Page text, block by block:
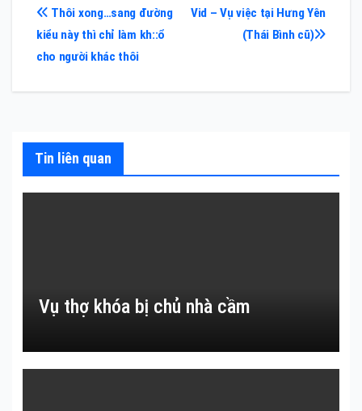
Điều
hướng
bài
Vid – Vụ việc tại Hưng Yên
(Thái Bình cũ)
Thôi xong…sang đường
kiểu này thì chỉ làm kh::ổ
cho người khác thôi
Tin liên quan
Vụ thợ khóa bị chủ nhà cầm